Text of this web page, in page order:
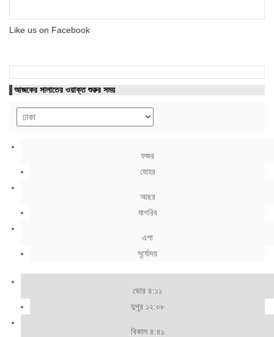
Like us on Facebook
আজকের সালাতের ওয়াক্ত শুরুর সময়
ফজর
যোহর
আছর
মাগরিব
এশা
সূর্যোদয়
ভোর ৪:১১
দুপুর ১২:০৮
বিকাল ৪:৪১